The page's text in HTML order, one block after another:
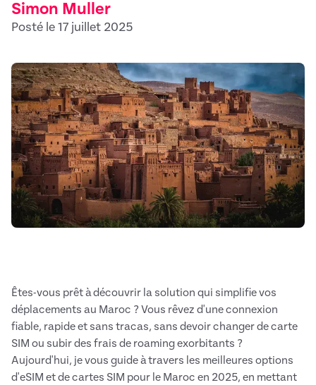
Simon Muller
Posté le 17 juillet 2025
Êtes-vous prêt à découvrir la solution qui simplifie vos
déplacements au Maroc ? Vous rêvez d'une connexion
fiable, rapide et sans tracas, sans devoir changer de carte
SIM ou subir des frais de roaming exorbitants ?
Aujourd'hui, je vous guide à travers les meilleures options
d'eSIM et de cartes SIM pour le Maroc en 2025, en mettant